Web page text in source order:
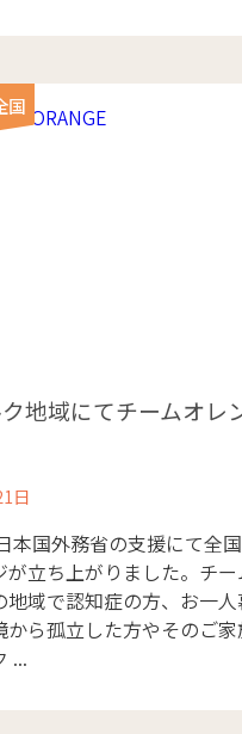
国
地域にてチームオレ
日
本国外務省の支援にて全
が立ち上がりました。チ
地域で認知症の方、お一人
から孤立した方やそのご
...